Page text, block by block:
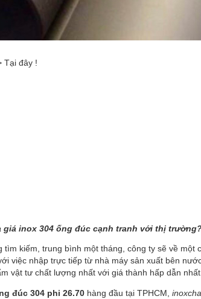
Tại đây !
inox 304 ống đúc cạnh tranh với thị
tìm kiếm, trung bình một tháng, công ty sẽ về một
việc nhập trực tiếp từ nhà máy sản xuất bên
vật tư chất lượng nhất với giá thành hấp dẫn
đúc 304 phi 26.70 hàng đầu tại TPHCM,